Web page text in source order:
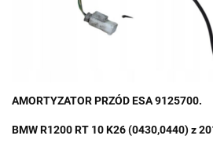
AMORTYZATOR PRZÓD ESA 9125700.
BMW R1200 RT 10 K26 (0430,0440) z